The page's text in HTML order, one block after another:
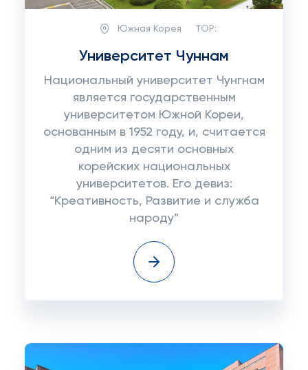
Южная Корея TOP:
Университет Чуннам
Национальный университет Чунгнам
является государственным
университетом Южной Кореи,
основанным в 1952 году, и, считается
одним из десяти основных
корейских национальных
университетов. Его девиз:
“Креативность, Развитие и служба
народу”